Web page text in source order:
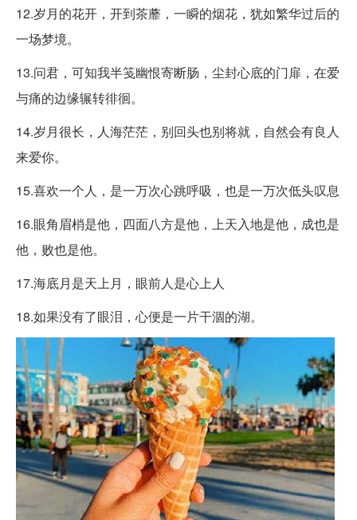
12.岁月的花开，开到茶蘼，一瞬的烟花，犹如繁华过后的
一场梦境。
13.问君，可知我半笺幽恨寄断肠，尘封心底的门扉，在爱
与痛的边缘辗转徘徊。
14.岁月很长，人海茫茫，别回头也别将就，自然会有良人
来爱你。
15.喜欢一个人，是一万次心跳呼吸，也是一万次低头叹息
16.眼角眉梢是他，四面八方是他，上天入地是他，成也是
他，败也是他。
17.海底月是天上月，眼前人是心上人
18.如果没有了眼泪，心便是一片干涸的湖。